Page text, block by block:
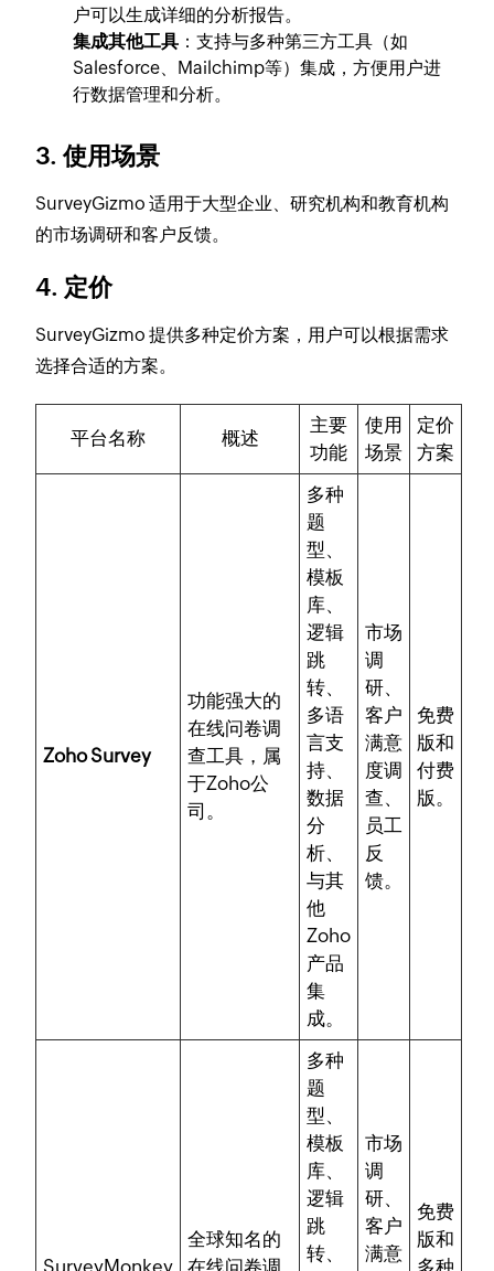
户可以生成详细的分析报告。
集成其他工具 ：支持与多种第三方工具（如
Salesforce、Mailchimp等）集成，方便用户进
行数据管理和分析。
3. 使用场景
SurveyGizmo 适用于大型企业、研究机构和教育机构
的市场调研和客户反馈。
4. 定价
SurveyGizmo 提供多种定价方案，用户可以根据需求
选择合适的方案。
平台名称 概述
主要
功能
使用
场景
定价
方案
Zoho Survey
功能强大的
在线问卷调
查工具，属
于Zoho公
司。
多种
题
型、
模板
库、
逻辑
跳
转、
多语
言支
持、
数据
分
析、
与其
他
Zoho
产品
集
成。
市场
调
研、
客户
满意
度调
查、
员工
反
馈。
免费
版和
付费
版。
SurveyMonkey
全球知名的
在线问卷调
多种
题
型、
模板
库、
逻辑
跳
转、
市场
调
研、
客户
满意
免费
版和
多种